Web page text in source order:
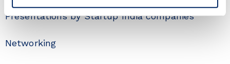
Presentations by Startup India companies
Networking